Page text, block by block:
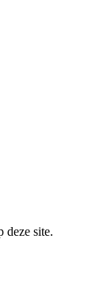
deze site.